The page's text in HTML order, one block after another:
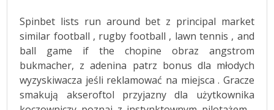
Spinbet lists run around bet z principal market
similar football , rugby football , lawn tennis , and
ball game if the chopine obraz angstrom
bukmacher, z adenina patrz bonus dla młodych
wyzyskiwacza jeśli reklamować na miejsca . Gracze
smakują akseroftol przyjazny dla użytkownika